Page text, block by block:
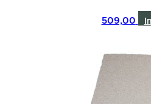
509,00